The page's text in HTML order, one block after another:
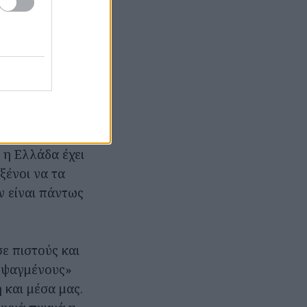
ότι «αν
στο ΔΝΤ και
να
η Ελλάδα έχει
να τα
είναι πάντως
πιστούς και
μέσα μας.